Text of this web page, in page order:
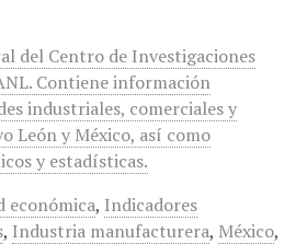
del Centro de Investigaciones
Contiene información
industriales, comerciales y
León y México, así como
y estadísticas.
económica, Indicadores
, Industria manufacturera, México,